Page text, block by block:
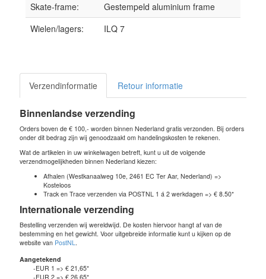
Skate-frame:
Gestempeld aluminium frame
Wielen/lagers:
ILQ 7
Verzendinformatie Retour informatie
Binnenlandse verzending
Orders boven de € 100,- worden binnen Nederland gratis verzonden. Bij orders
onder dit bedrag zijn wij genoodzaakt om handelingskosten te rekenen.
Wat de artikelen in uw winkelwagen betreft, kunt u uit de volgende
verzendmogelijkheden binnen Nederland kiezen:
Afhalen (Westkanaalweg 10e, 2461 EC Ter Aar, Nederland) =>
Kosteloos
Track en Trace verzenden via POSTNL 1 á 2 werkdagen => € 8.50*
Internationale verzending
Bestelling verzenden wij wereldwijd. De kosten hiervoor hangt af van de
bestemming en het gewicht. Voor uitgebreide informatie kunt u kijken op de
website van PostNL
Aangetekend
-EUR 1 => € 21,65*
-EUR 2 => € 26,65*